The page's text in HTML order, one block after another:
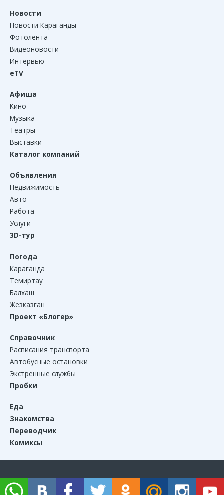
Новости
Новости Караганды
Фотолента
Видеоновости
Интервью
eTV
Афиша
Кино
Музыка
Театры
Выставки
Каталог компаний
Объявления
Недвижимость
Авто
Работа
Услуги
3D-тур
Погода
Караганда
Темиртау
Балхаш
Жезказган
Проект «Блогер»
Справочник
Расписания транспорта
Автобусные остановки
Экстренные службы
Пробки
Еда
Знакомства
Переводчик
Комиксы